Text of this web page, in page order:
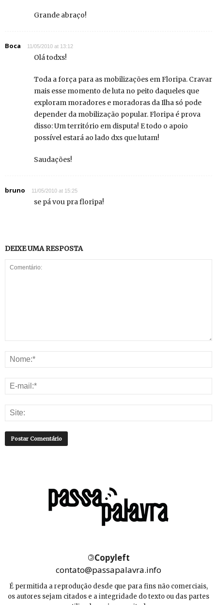
Grande abraço!
Boca 11/05/2010 at 13:12
Olá todxs!
Toda a força para as mobilizações em Floripa. Cravar
mais esse momento de luta no peito daqueles que
exploram moradores e moradoras da Ilha só pode
depender da mobilização popular. Floripa é prova
disso: Um território em disputa! E todo o apoio
possível estará ao lado dxs que lutam!
Saudações!
bruno 11/05/2010 at 15:25
se pá vou pra floripa!
DEIXE UMA RESPOSTA
©Copyleft
contato@passapalavra.info
É permitida a reprodução desde que para fins não comerciais,
os autores sejam citados e a integridade do texto ou das partes